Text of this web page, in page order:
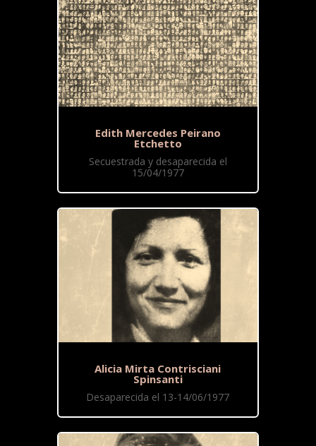
Edith Mercedes Peirano
Etchetto
Secuestrada y desaparecida el
15/04/1977
Alicia Mirta Contrisciani
Spinsanti
Desaparecida el 13-14/06/1977